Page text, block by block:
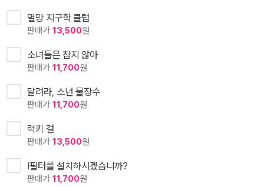
멸망 지구학 클럽
판매가 13,500원
소녀들은 참지 않아
판매가 11,700원
달려라, 소년 물장수
판매가 11,700원
럭키 걸
판매가 13,500원
I필터를 설치하시겠습니까?
판매가 11,700원